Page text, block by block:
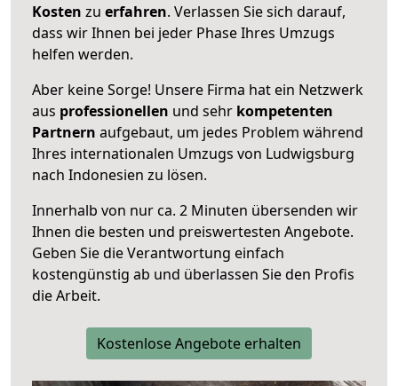
Kosten zu erfahren. Verlassen Sie sich darauf,
dass wir Ihnen bei jeder Phase Ihres Umzugs
helfen werden.
Aber keine Sorge! Unsere Firma hat ein Netzwerk
aus professionellen und sehr kompetenten
Partnern aufgebaut, um jedes Problem während
Ihres internationalen Umzugs von Ludwigsburg
nach Indonesien zu lösen.
Innerhalb von nur ca. 2 Minuten übersenden wir
Ihnen die besten und preiswertesten Angebote.
Geben Sie die Verantwortung einfach
kostengünstig ab und überlassen Sie den Profis
die Arbeit.
Kostenlose Angebote erhalten